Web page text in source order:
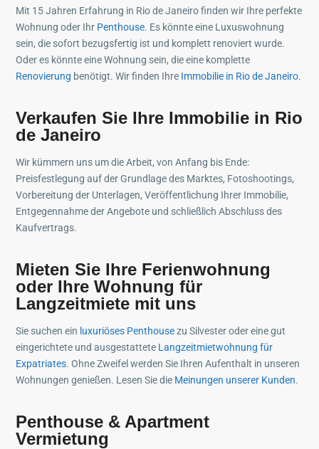
Mit 15 Jahren Erfahrung in Rio de Janeiro finden wir Ihre perfekte
Wohnung oder Ihr Penthouse. Es könnte eine Luxuswohnung
sein, die sofort bezugsfertig ist und komplett renoviert wurde.
Oder es könnte eine Wohnung sein, die eine komplette
Renovierung benötigt. Wir finden Ihre Immobilie in Rio de Janeiro.
Verkaufen Sie Ihre Immobilie in Rio
de Janeiro
Wir kümmern uns um die Arbeit, von Anfang bis Ende:
Preisfestlegung auf der Grundlage des Marktes, Fotoshootings,
Vorbereitung der Unterlagen, Veröffentlichung Ihrer Immobilie,
Entgegennahme der Angebote und schließlich Abschluss des
Kaufvertrags.
Mieten Sie Ihre Ferienwohnung
oder Ihre Wohnung für
Langzeitmiete mit uns
Sie suchen ein luxuriöses Penthousezu Silvester oder eine gut
eingerichtete und ausgestattete Langzeitmietwohnung für
Expatriates. Ohne Zweifel werden Sie Ihren Aufenthalt in unseren
Wohnungen genießen. Lesen Sie die Meinungen unserer Kunden.
Penthouse & Apartment
Vermietung